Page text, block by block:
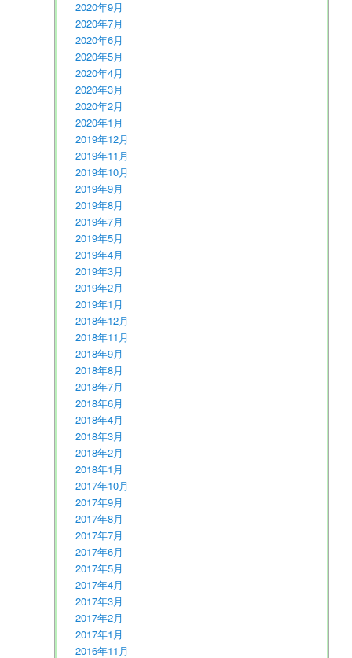
2020年9月
2020年7月
2020年6月
2020年5月
2020年4月
2020年3月
2020年2月
2020年1月
2019年12月
2019年11月
2019年10月
2019年9月
2019年8月
2019年7月
2019年5月
2019年4月
2019年3月
2019年2月
2019年1月
2018年12月
2018年11月
2018年9月
2018年8月
2018年7月
2018年6月
2018年4月
2018年3月
2018年2月
2018年1月
2017年10月
2017年9月
2017年8月
2017年7月
2017年6月
2017年5月
2017年4月
2017年3月
2017年2月
2017年1月
2016年11月